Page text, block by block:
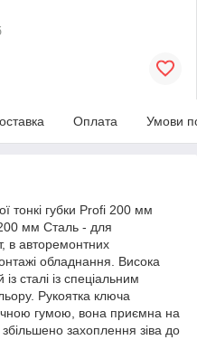
Оплата Умови
тонкі губки Profi 200 мм
200 мм Сталь - для
в авторемонтних
обладнання. Висока
сталі із спеціальним
Рукоятка ключа
гумою, вона приємна на
захоплення зіва до